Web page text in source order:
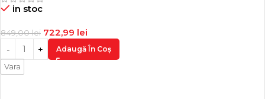
in stoc
849,00lei 722,99 lei
Adaugă În Coș
Vara